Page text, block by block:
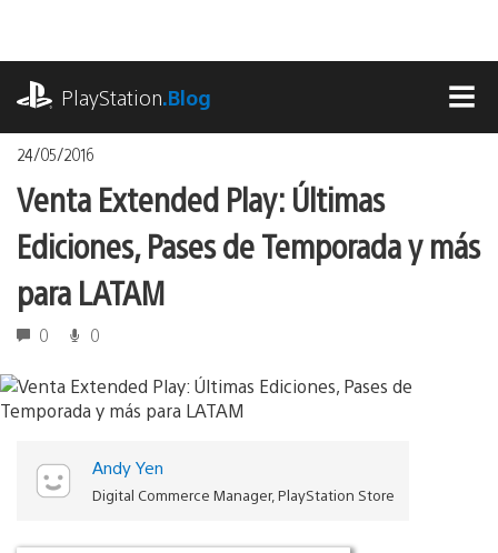
contenido
PlayStation.Blog
24/05/2016
Venta Extended Play: Últimas
Ediciones, Pases de Temporada y más
para LATAM
0 0
Andy Yen
Digital Commerce Manager, PlayStation Store